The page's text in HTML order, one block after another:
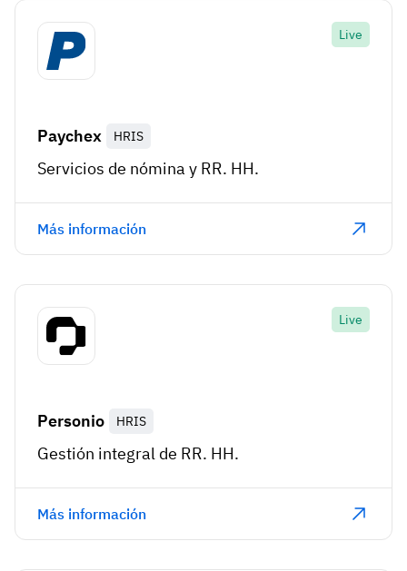
Live
Paychex HRIS
Servicios de nómina y RR. HH.
Más información
Live
Personio HRIS
Gestión integral de RR. HH.
Más información